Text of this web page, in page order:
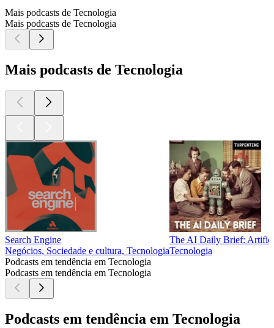
Mais podcasts de Tecnologia
Mais podcasts de Tecnologia
Mais podcasts de Tecnologia
Search Engine
Negócios, Sociedade e cultura, Tecnologia
The AI Daily Brief:
Tecnologia
Podcasts em tendência em Tecnologia
Podcasts em tendência em Tecnologia
Podcasts em tendência em Tecnologia